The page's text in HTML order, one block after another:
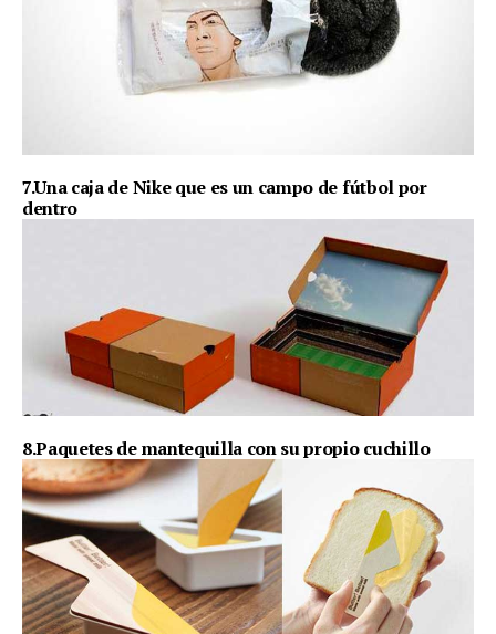
7.Una caja de Nike que es un campo de fútbol por
dentro
8.Paquetes de mantequilla con su propio cuchillo